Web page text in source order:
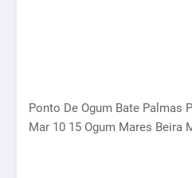
Ponto De Ogum Bate Palmas
Mar 10 15 Ogum Mares Beira